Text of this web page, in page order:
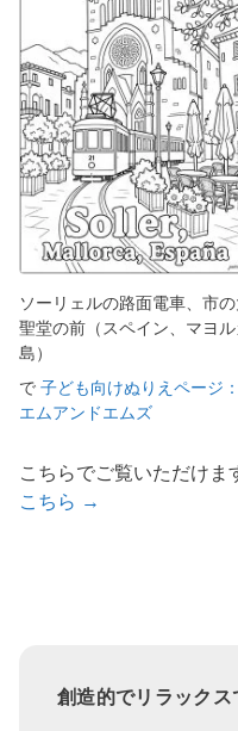
ソーリェルの路面電車、市
聖堂の前（スペイン、マヨル
島）
で 子ども向けぬりえページ：
エムアンドエムズ
こちらでご覧いただけま
こちら →
創造的でリラックス